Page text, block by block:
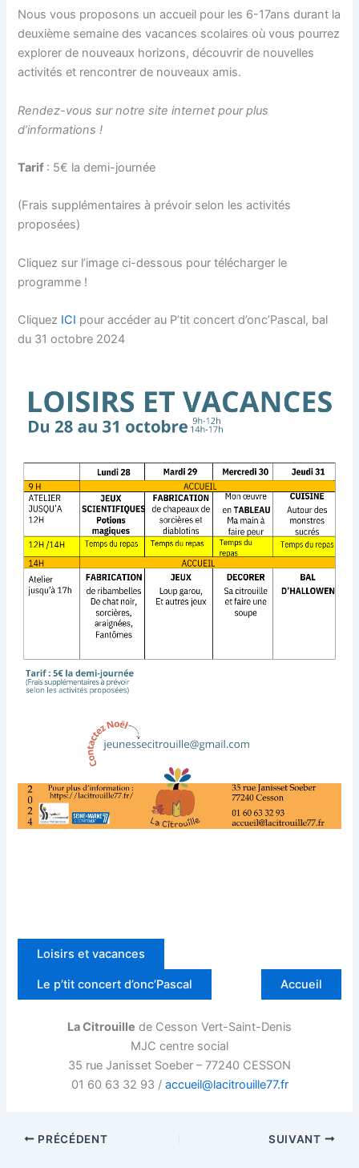
Nous vous proposons un accueil pour les 6-17ans durant la
deuxième semaine des vacances scolaires où vous pourrez
explorer de nouveaux horizons, découvrir de nouvelles
activités et rencontrer de nouveaux amis.
Rendez-vous sur notre site internet pour plus
d’informations !
Tarif : 5€ la demi-journée
(Frais supplémentaires à prévoir selon les activités
proposées)
Cliquez sur l’image ci-dessous pour télécharger le
programme !
Cliquez ICI pour accéder au P’tit concert d’onc’Pascal, bal
du 31 octobre 2024
Loisirs et vacances
Le p’tit concert d’onc’Pascal Accueil
La Citrouille de Cesson Vert-Saint-Denis
MJC centre social
35 rue Janisset Soeber – 77240 CESSON
01 60 63 32 93 / accueil@lacitrouille77.fr
PRÉCÉDENT SUIVANT